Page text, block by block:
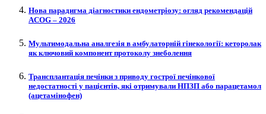
Нова парадигма діагностики ендометріозу: огляд рекомендацій
ACOG – 2026
Мультимодальна аналгезія в амбулаторній гінекології: кеторолак
як ключовий компонент протоколу знеболення
Трансплантація печінки з приводу гострої печінкової
недостатності у пацієнтів, які отримували НПЗП або парацетамол
(ацетамінофен)